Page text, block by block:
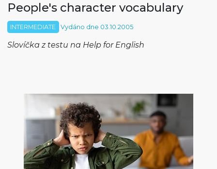
People's character vocabulary
INTERMEDIATE Vydáno dne 03.10.2005
Slovíčka z testu na Help for English